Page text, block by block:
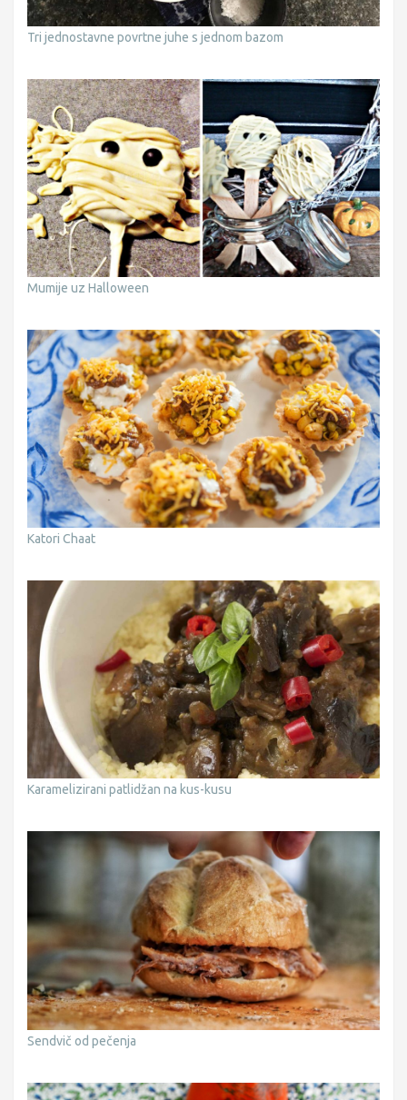
Tri jednostavne povrtne juhe s jednom bazom
Mumije uz Halloween
Katori Chaat
Karamelizirani patlidžan na kus-kusu
Sendvič od pečenja